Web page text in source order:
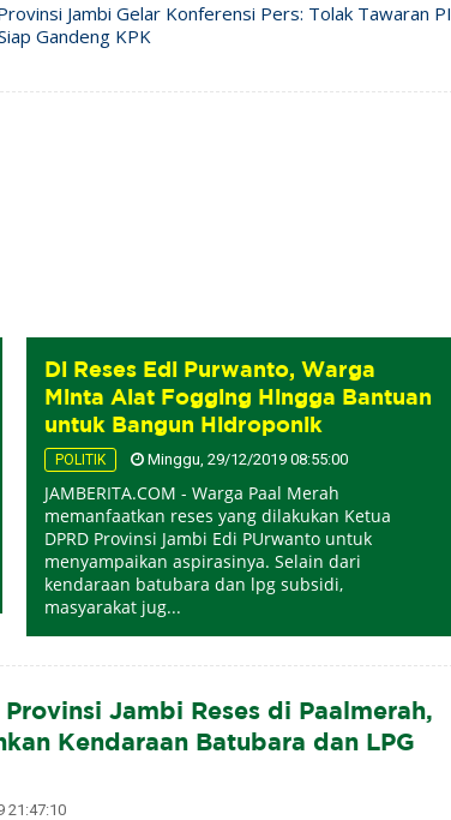
Jambi Gelar Konferensi Pers: Tolak Tawaran PI
Gandeng KPK
Di Reses Edi Purwanto, Warga
Minta Alat Fogging Hingga Bantuan
untuk Bangun Hidroponik
POLITIK Minggu, 29/12/2019 08:55:00
JAMBERITA.COM - Warga Paal Merah
memanfaatkan reses yang dilakukan Ketua
DPRD Provinsi Jambi Edi PUrwanto untuk
menyampaikan aspirasinya. Selain dari
kendaraan batubara dan lpg subsidi,
masyarakat jug...
Provinsi Jambi Reses di Paalmerah,
Kendaraan Batubara dan LPG
21:47:10